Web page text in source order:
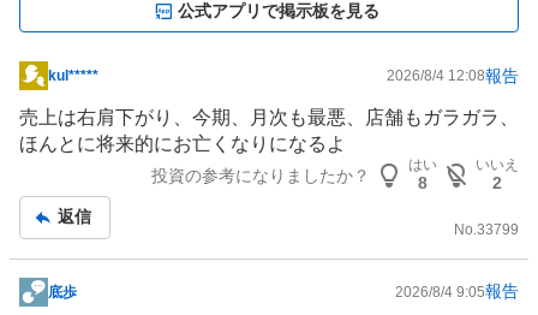
公式アプリで掲示板を見る
掲
示
板
事
kul***** 2026/8/4 12:08報告
売上は右肩下がり、今期、月次も最悪、店舗もガラガラ、
ほんとに将来的にお亡くなりになるよ
投資の参考になりましたか？
はい
8
いいえ
2
返信
No. 33799
掲
底歩 2026/8/4 9:05報告